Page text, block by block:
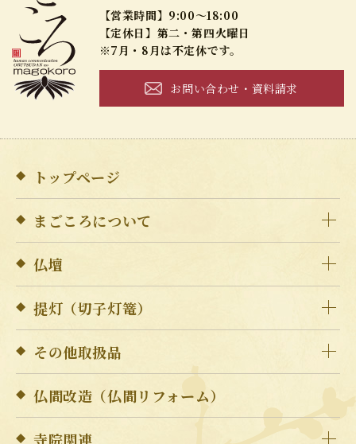
【営業時間】9:00～18:00
【定休日】第二・第四火曜日
※7月・8月は不定休です。
お問い合わせ・資料請求
トップページ
まごころについて
仏壇
提灯（切子灯篭）
その他取扱品
仏間改造（仏間リフォーム）
寺院関連